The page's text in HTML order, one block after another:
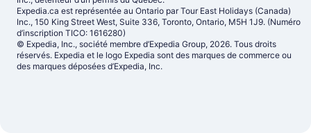
Expedia.ca est représentée au Ontario par Tour East Holidays (Canada)
Inc., 150 King Street West, Suite 336, Toronto, Ontario, M5H 1J9. (Numéro
d’inscription TICO: 1616280)
© Expedia, Inc., société membre d’Expedia Group, 2026. Tous droits
réservés. Expedia et le logo Expedia sont des marques de commerce ou
des marques déposées d’Expedia, Inc.